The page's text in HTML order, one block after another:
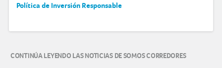
Política de Inversión Responsable
CONTINÚA LEYENDO LAS NOTICIAS DE SOMOS CORREDORES